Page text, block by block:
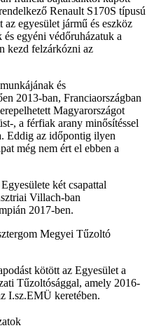
Renault S170S típusú
egyesület jármű és eszköz
egyéni védőruházatuk a
kezd felzárkózni az
és
2013-ban, Franciaországban
Magyarországot
, a férfiak arany minősítéssel
Eddig az időpontig ilyen
még nem ért el ebben a
két csapattal
Villach-ban
2017-ben.
Megyei Tűzoltó
kötött az Egyesület a
Tűzoltósággal, amely 2016-
I.sz.EMÜ keretében.